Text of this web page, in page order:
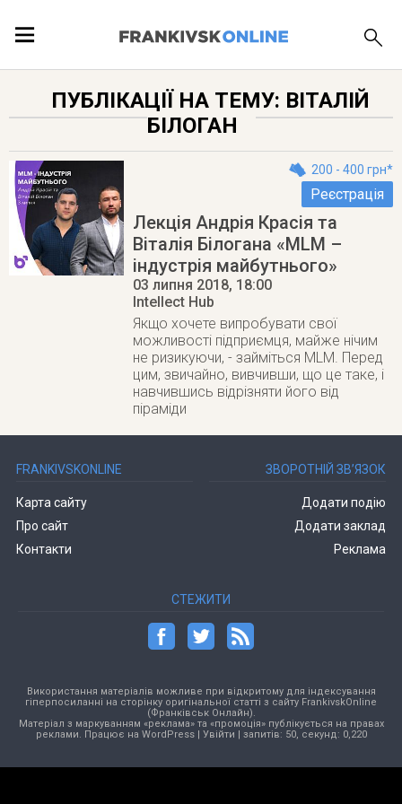
ПУБЛІКАЦІЇ
ПУБЛІКАЦІЇ НА ТЕМУ: ВІТАЛІЙ
БІЛОГАН
200 - 400 грн*
Реєстрація
Лекція Андрія Красія та
Віталія Білогана «MLM –
індустрія майбутнього»
03 липня 2018, 18:00
Intellect Hub
Якщо хочете випробувати свої
можливості підприємця, майже нічим
не ризикуючи, - займіться MLM. Перед
цим, звичайно, вивчивши, що це таке, і
навчившись відрізняти його від
піраміди
FRANKIVSKONLINE
Карта сайту
Про сайт
Контакти
ЗВОРОТНІЙ ЗВ’ЯЗОК
Додати подію
Додати заклад
Реклама
СТЕЖИТИ
Використання матеріалів можливе при відкритому для індексування
гіперпосиланні на сторінку оригінальної статті з сайту FrankivskOnline
(Франківськ Онлайн).
Матеріал з маркуванням «реклама» та «промоція» публікується на правах
реклами. Працює на WordPress| Увійти | запитів: 50, секунд: 0,220